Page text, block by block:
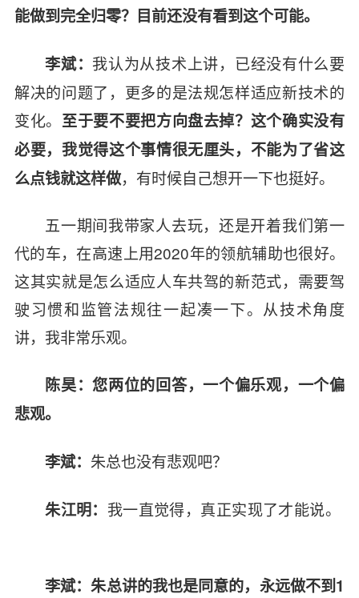
能做到完全归零？目前还没有看到这个可能。
李斌： 我认为从技术上讲，已经没有什么要
解决的问题了，更多的是法规怎样适应新技术的
变化。 至于要不要把方向盘去掉？这个确实没有
必要，我觉得这个事情很无厘头，不能为了省这
么点钱就这样做，有时候自己想开一下也挺好。
五一期间我带家人去玩，还是开着我们第一
代的车，在高速上用2020年的领航辅助也很好。
这其实就是怎么适应人车共驾的新范式，需要驾
驶习惯和监管法规往一起凑一下。从技术角度
讲，我非常乐观。
陈昊：您两位的回答，一个偏乐观，一个偏
悲观。
李斌： 朱总也没有悲观吧？
朱江明： 我一直觉得，真正实现了才能说。
李斌：朱总讲的我也是同意的，永远做不到1